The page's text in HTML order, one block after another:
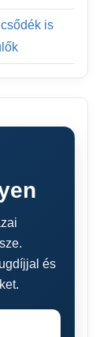
is
és